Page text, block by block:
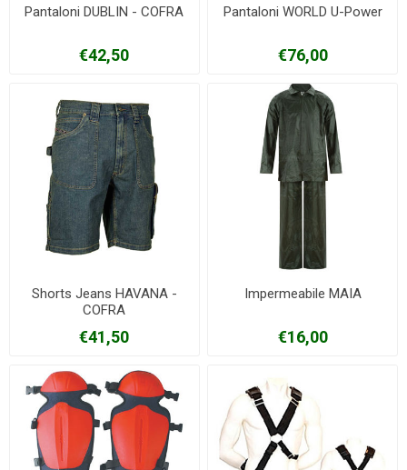
Pantaloni DUBLIN - COFRA
€42,50
Pantaloni WORLD U-Power
€76,00
Shorts Jeans HAVANA -
COFRA
€41,50
Impermeabile MAIA
€16,00